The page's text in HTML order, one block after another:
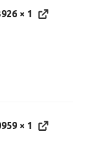
× 1
× 1